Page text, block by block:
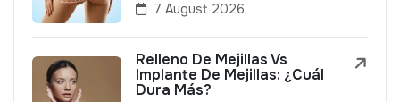
7 August 2026
Relleno De Mejillas Vs
Implante De Mejillas: ¿Cuál
Dura Más?